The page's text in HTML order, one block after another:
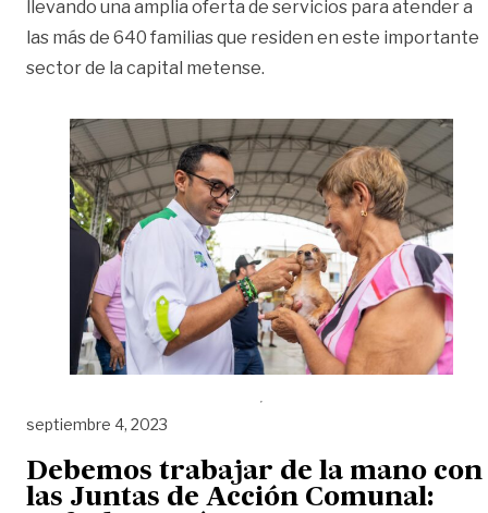
llevando una amplia oferta de servicios para atender a
las más de 640 familias que residen en este importante
sector de la capital metense.
septiembre 4, 2023
Debemos trabajar de la mano con
las Juntas de Acción Comunal: